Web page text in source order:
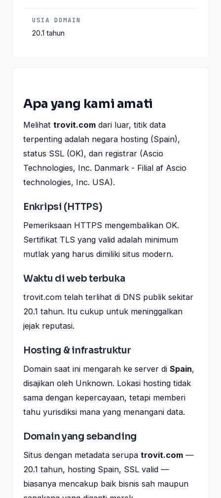
USIA DOMAIN
20.1 tahun
Apa yang kami amati
Melihat trovit.com dari luar, titik data
terpenting adalah negara hosting (Spain),
status SSL (OK), dan registrar (Ascio
Technologies, Inc. Danmark - Filial af Ascio
technologies, Inc. USA).
Enkripsi (HTTPS)
Pemeriksaan HTTPS mengembalikan OK.
Sertifikat TLS yang valid adalah minimum
mutlak yang harus dimiliki situs modern.
Waktu di web terbuka
trovit.com telah terlihat di DNS publik sekitar
20.1 tahun. Itu cukup untuk meninggalkan
jejak reputasi.
Hosting & infrastruktur
Domain saat ini mengarah ke server di Spain,
disajikan oleh Unknown. Lokasi hosting tidak
sama dengan kepercayaan, tetapi memberi
tahu yurisdiksi mana yang menangani data.
Domain yang sebanding
Situs dengan metadata serupa trovit.com —
20.1 tahun, hosting Spain, SSL valid —
biasanya mencakup baik bisnis sah maupun